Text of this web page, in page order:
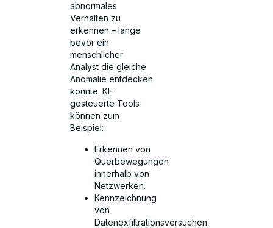
abnormales
Verhalten zu
erkennen – lange
bevor ein
menschlicher
Analyst die gleiche
Anomalie entdecken
könnte. KI-
gesteuerte Tools
können zum
Beispiel:
Erkennen von
Querbewegungen
innerhalb von
Netzwerken.
Kennzeichnung
von
Datenexfiltrationsversuchen.